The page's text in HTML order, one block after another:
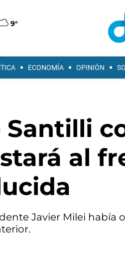
9°
ECONOMÍA OPINIÓN
Santilli
al
Javier Milei había